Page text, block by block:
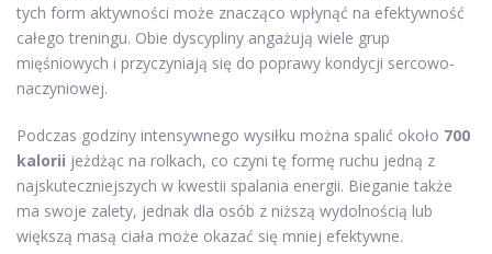
tych form aktywności może znacząco wpłynąć na efektywność
całego treningu. Obie dyscypliny angażują wiele grup
mięśniowych i przyczyniają się do poprawy kondycji sercowo-
naczyniowej.
Podczas godziny intensywnego wysiłku można spalić około 700
kalorii jeżdżąc na rolkach, co czyni tę formę ruchu jedną z
najskuteczniejszych w kwestii spalania energii. Bieganie także
ma swoje zalety, jednak dla osób z niższą wydolnością lub
większą masą ciała może okazać się mniej efektywne.